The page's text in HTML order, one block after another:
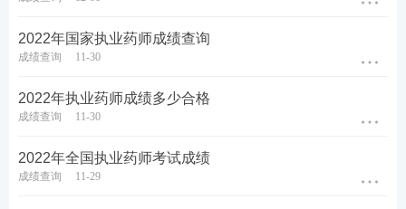
2022年国家执业药师成绩查询
成绩查询 11-30
2022年执业药师成绩多少合格
成绩查询 11-30
2022年全国执业药师考试成绩
成绩查询 11-29